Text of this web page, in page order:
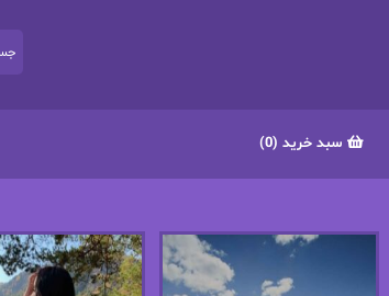
سبد خرید (0)